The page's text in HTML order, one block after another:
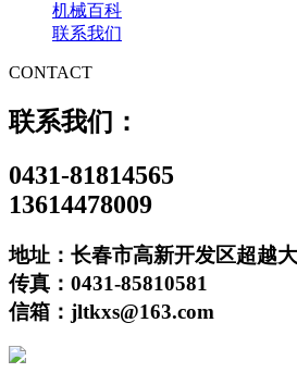
机械百科
联系我们
CONTACT
联系我们：
0431-81814565
13614478009
地址：长春市高新开发区超越
传真：0431-85810581
信箱：jltkxs@163.com